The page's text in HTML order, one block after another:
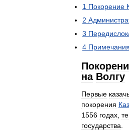
1 Покорение
2
3
4 Примечания
на Волгу
Первые
покорения
1556 годах
государства